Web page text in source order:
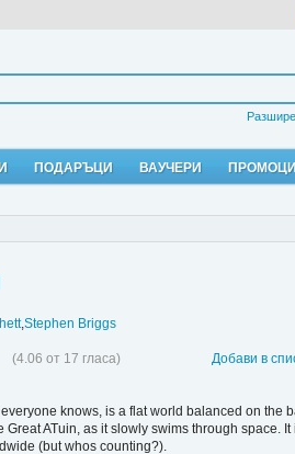
ПОДАРЪЦИ ВАУЧЕРИ
,Stephen Briggs
(4.06 от 17 гласа) Добави в
knows, is a flat world balanced on the
Great ATuin, as it slowly swims through
(but whos counting?).